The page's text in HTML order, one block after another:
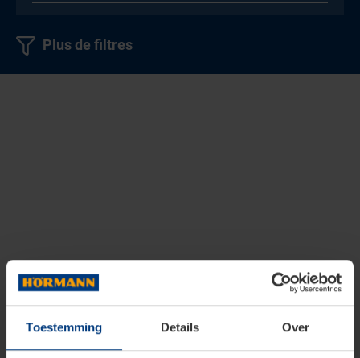
Toestemming Details Over
Plus de filtres